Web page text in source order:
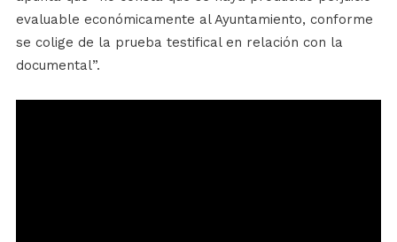
evaluable económicamente al Ayuntamiento, conforme
se colige de la prueba testifical en relación con la
documental”.